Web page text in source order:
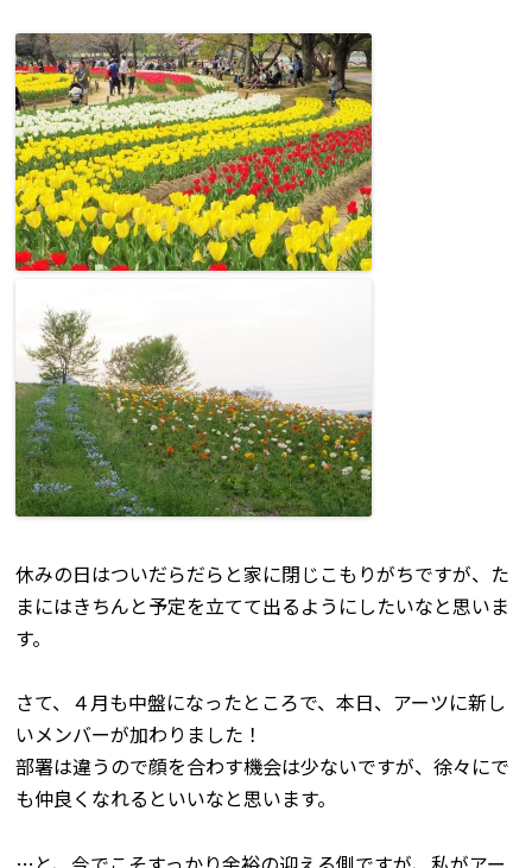
休みの日はついだらだらと家に閉じこもりがちですが、た
まにはきちんと予定を立てて出るようにしたいなと思いま
す。
さて、４月も中盤になったところで、本日、アーツに新し
いメンバーが加わりました！
部署は違うので顔を合わす機会は少ないですが、徐々にで
も仲良くなれるといいなと思います。